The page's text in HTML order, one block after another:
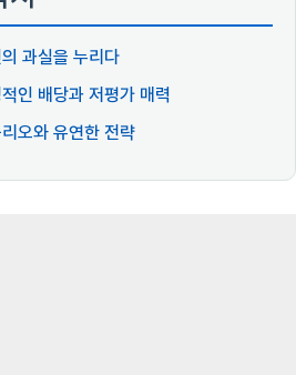
과실을 누리다
인 배당과 저평가 매력
오와 유연한 전략